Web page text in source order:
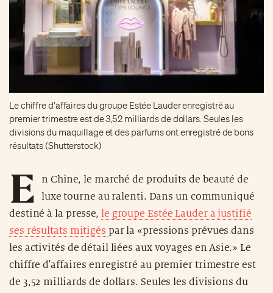
Le chiffre d'affaires du groupe Estée Lauder enregistré au
premier trimestre est de 3,52 milliards de dollars. Seules les
divisions du maquillage et des parfums ont enregistré de bons
résultats (Shutterstock)
E
n Chine, le marché de produits de beauté de
luxe tourne au ralenti. Dans un communiqué
destiné à la presse, le groupe Estée Lauder a justifié
ses résultats mitigés par la «pressions prévues dans
les activités de détail liées aux voyages en Asie.» Le
chiffre d'affaires enregistré au premier trimestre est
de 3,52 milliards de dollars. Seules les divisions du